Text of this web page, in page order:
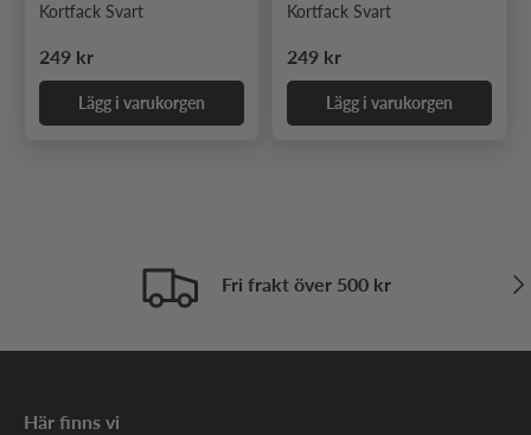
Kortfack Svart
Ordinarie pris
249 kr
Lägg i varukorgen
Kortfack Svart
Ordinarie pris
249 kr
Lägg i varukorgen
Fri frakt över 500 kr
Här finns vi